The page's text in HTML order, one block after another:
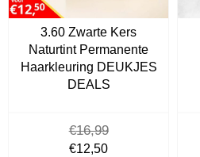
3.60 Zwarte Kers
Naturtint Permanente
Haarkleuring DEUKJES
DEALS
€16,99
Oorspronkelijke
€12,50Huidige